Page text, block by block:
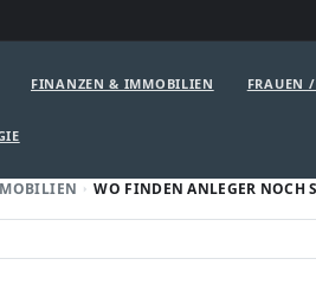
FINANZEN & IMMOBILIEN FRAUEN
WO FINDEN ANLEGER NOCH